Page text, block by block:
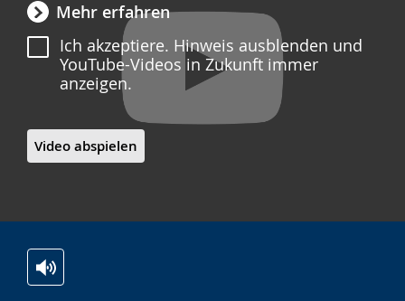
Mehr erfahren
Ich akzeptiere. Hinweis ausblenden und
YouTube-Videos in Zukunft immer
anzeigen.
Video abspielen